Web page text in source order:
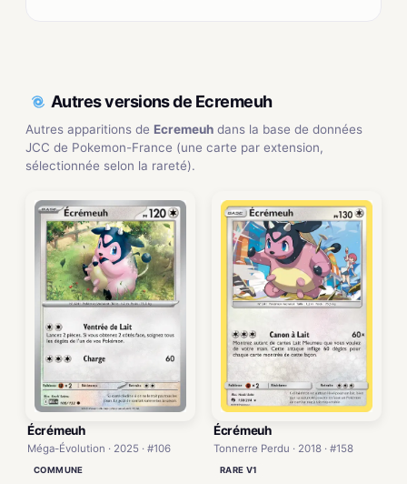
Autres versions de Ecremeuh
Autres apparitions de Ecremeuh dans la base de données
JCC de Pokemon-France (une carte par extension,
sélectionnée selon la rareté).
Écrémeuh
Méga-Évolution · 2025 · #106
COMMUNE
Écrémeuh
Tonnerre Perdu · 2018 · #158
RARE V1